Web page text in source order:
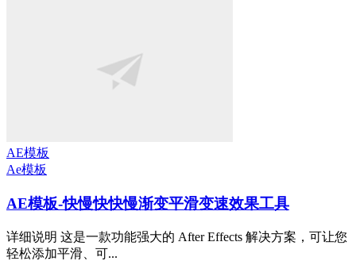
AE模板
Ae模板
AE模板-快慢快快慢渐变平滑变速效果工具
详细说明 这是一款功能强大的 After Effects 解决方案，可让您
轻松添加平滑、可...